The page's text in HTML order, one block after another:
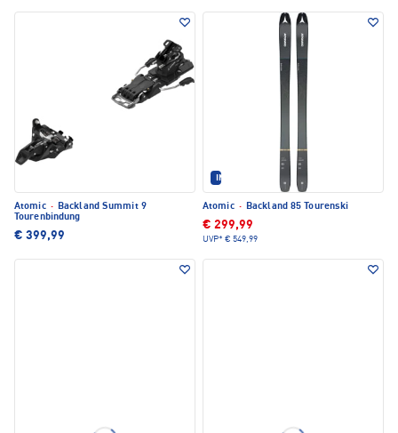
Atomic · Backland Summit 9
Tourenbindung
€ 399,99
IM SET ERHÄLTLICH
Atomic · Backland 85 Tourenski
€ 299,99
UVP* € 549,99